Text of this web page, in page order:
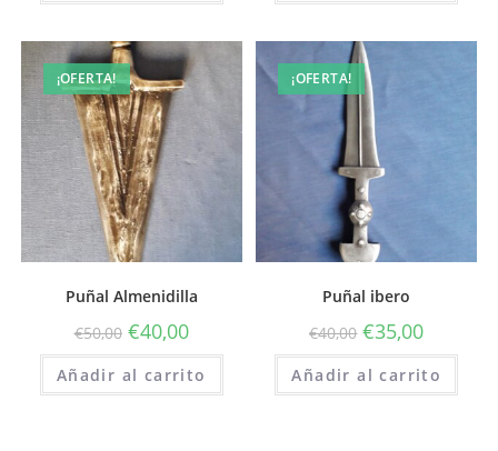
¡OFERTA!
Puñal Almenidilla
€50,00 €40,00
Añadir al carrito
¡OFERTA!
Puñal ibero
€40,00 €35,00
Añadir al carrito